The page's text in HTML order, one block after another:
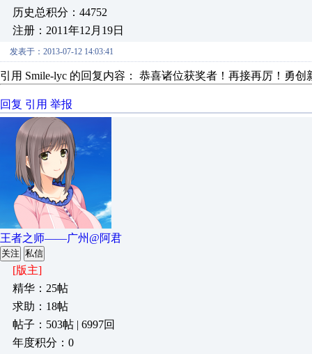
历史总积分：44752
注册：2011年12月19日
发表于：2013-07-12 14:03:41
引用 Smile-lyc 的回复内容： 恭喜诸位获奖者！再接再厉！勇创
回复 引用 举报
王者之师——广州@阿君
关注 私信
[版主]
精华：25帖
求助：18帖
帖子：503帖 | 6997回
年度积分：0